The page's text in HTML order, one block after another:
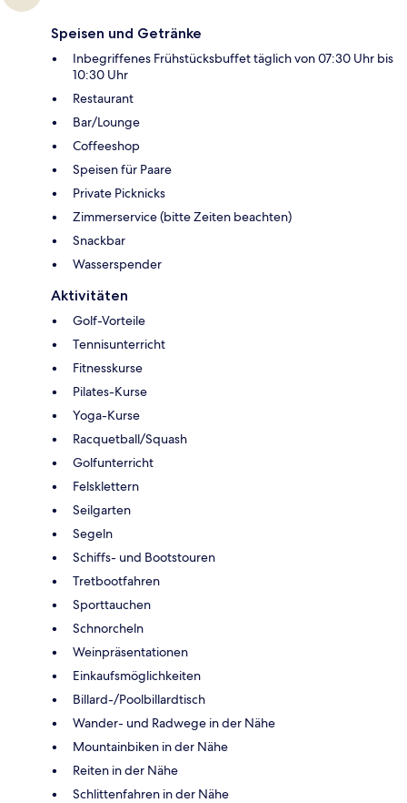
Speisen und Getränke
Inbegriffenes Frühstücksbuffet täglich von 07:30 Uhr bis
10:30 Uhr
Restaurant
Bar/Lounge
Coffeeshop
Speisen für Paare
Private Picknicks
Zimmerservice (bitte Zeiten beachten)
Snackbar
Wasserspender
Aktivitäten
Golf-Vorteile
Tennisunterricht
Fitnesskurse
Pilates-Kurse
Yoga-Kurse
Racquetball/Squash
Golfunterricht
Felsklettern
Seilgarten
Segeln
Schiffs- und Bootstouren
Tretbootfahren
Sporttauchen
Schnorcheln
Weinpräsentationen
Einkaufsmöglichkeiten
Billard-/Poolbillardtisch
Wander- und Radwege in der Nähe
Mountainbiken in der Nähe
Reiten in der Nähe
Schlittenfahren in der Nähe